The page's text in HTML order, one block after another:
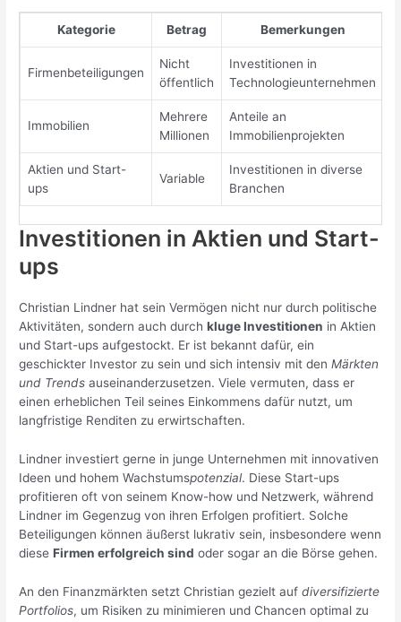
Kategorie Betrag Bemerkungen
Firmenbeteiligungen
Nicht
öffentlich
Investitionen in
Technologieunternehmen
Immobilien
Mehrere
Millionen
Anteile an
Immobilienprojekten
Aktien und Start-
ups
Variable
Investitionen in diverse
Branchen
Investitionen in Aktien und Start-
ups
Christian Lindner hat sein Vermögen nicht nur durch politische
Aktivitäten, sondern auch durchkluge Investitionen in Aktien
und Start-ups aufgestockt. Er ist bekannt dafür, ein
geschickter Investor zu sein und sich intensiv mit denMärkten
und Trends auseinanderzusetzen. Viele vermuten, dass er
einen erheblichen Teil seines Einkommens dafür nutzt, um
langfristige Renditen zu erwirtschaften.
Lindner investiert gerne in junge Unternehmen mit innovativen
Ideen und hohem Wachstumspotenzial. Diese Start-ups
profitieren oft von seinem Know-how und Netzwerk, während
Lindner im Gegenzug von ihren Erfolgen profitiert. Solche
Beteiligungen können äußerst lukrativ sein, insbesondere wenn
dieseFirmen erfolgreich sind oder sogar an die Börse gehen.
An den Finanzmärkten setzt Christian gezielt aufdiversifizierte
Portfolios, um Risiken zu minimieren und Chancen optimal zu